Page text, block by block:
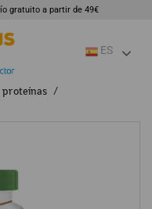
gratuito a partir de 49€
ES
proteínas